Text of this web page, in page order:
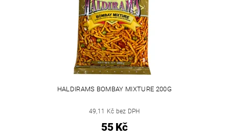
HALDIRAMS BOMBAY MIXTURE 200G
49,11 Kč bez DPH
55 Kč